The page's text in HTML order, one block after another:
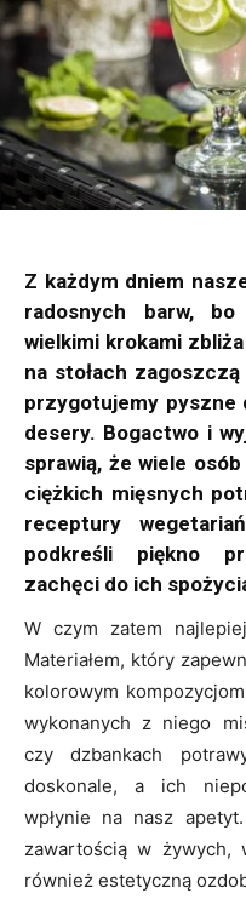
Z każdym dniem
radosnych barw,
wielkimi krokami
na stołach
przygotujemy pyszne
desery. Bogactwo i
sprawią, że wiele
ciężkich mięsnych
receptury
podkreśli piękno
zachęci do ich
W czym zatem
Materiałem, który
kolorowym
wykonanych z niego
czy dzbankach
doskonale, a ich
wpłynie na nasz
zawartością w żywych,
również estetyczną